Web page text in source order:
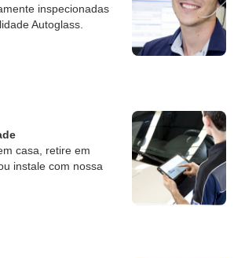
inspecionadas
Autoglass.
casa, retire em
instale com nossa